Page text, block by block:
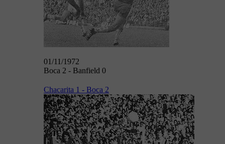
01/11/1972
Boca 2 - Banfield 0
Chacarita 1 - Boca 2